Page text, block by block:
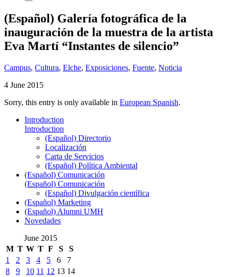
(Español) Galería fotográfica de la
inauguración de la muestra de la artista
Eva Martí “Instantes de silencio”
Campus, Cultura, Elche, Exposiciones, Fuente, Noticia
4 June 2015
Sorry, this entry is only available in European Spanish.
Introduction
Introduction
(Español) Directorio
Localización
Carta de Servicios
(Español) Política Ambiental
(Español) Comunicación
(Español) Comunicación
(Español) Divulgación científica
(Español) Marketing
(Español) Alumni UMH
Novedades
June 2015
M T W T F S
S
1
2 3 4 5 6
7
8
9 10 11 12 13 14